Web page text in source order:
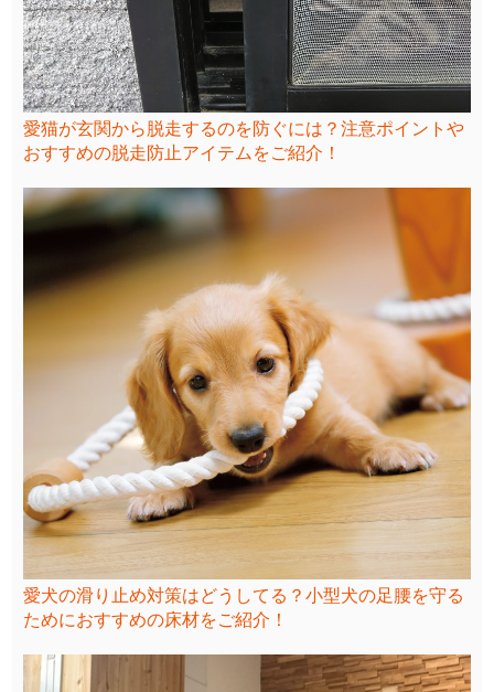
愛猫が玄関から脱走するのを防ぐには？注意ポイントや
おすすめの脱走防止アイテムをご紹介！
愛犬の滑り止め対策はどうしてる？小型犬の足腰を守る
ためにおすすめの床材をご紹介！